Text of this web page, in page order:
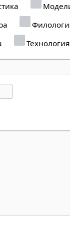
Технология